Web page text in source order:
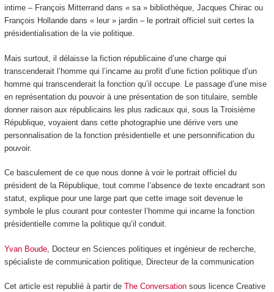
intime – François Mitterrand dans « sa » bibliothèque, Jacques Chirac ou
François Hollande dans « leur » jardin – le portrait officiel suit certes la
présidentialisation de la vie politique.
Mais surtout, il délaisse la fiction républicaine d’une charge qui
transcenderait l’homme qui l’incarne au profit d’une fiction politique d’un
homme qui transcenderait la fonction qu’il occupe. Le passage d’une mise
en représentation du pouvoir à une présentation de son titulaire, semble
donner raison aux républicains les plus radicaux qui, sous la Troisième
République, voyaient dans cette photographie une dérive vers une
personnalisation de la fonction présidentielle et une personnification du
pouvoir.
Ce basculement de ce que nous donne à voir le portrait officiel du
président de la République, tout comme l’absence de texte encadrant son
statut, explique pour une large part que cette image soit devenue le
symbole le plus courant pour contester l’homme qui incarne la fonction
présidentielle comme la politique qu’il conduit.
Yvan Boude, Docteur en Sciences politiques et ingénieur de recherche,
spécialiste de communication politique, Directeur de la communication
Cet article est republié à partir de The Conversationsous licence Creative